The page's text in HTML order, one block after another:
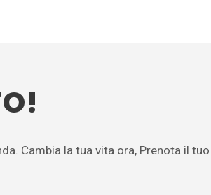
Cambia la tua vita ora, Prenota il